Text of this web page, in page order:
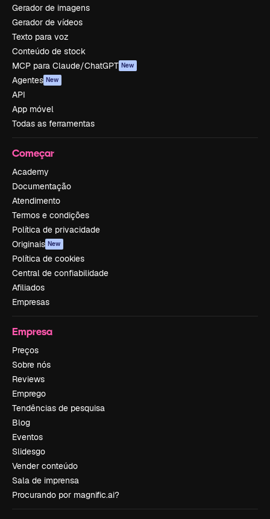
Gerador de imagens
Gerador de vídeos
Texto para voz
Conteúdo de stock
MCP para Claude/ChatGPT New
Agentes New
API
App móvel
Todas as ferramentas
Começar
Academy
Documentação
Atendimento
Termos e condições
Política de privacidade
Originais New
Política de cookies
Central de confiabilidade
Afiliados
Empresas
Empresa
Preços
Sobre nós
Reviews
Emprego
Tendências de pesquisa
Blog
Eventos
Slidesgo
Vender conteúdo
Sala de imprensa
Procurando por magnific.ai?